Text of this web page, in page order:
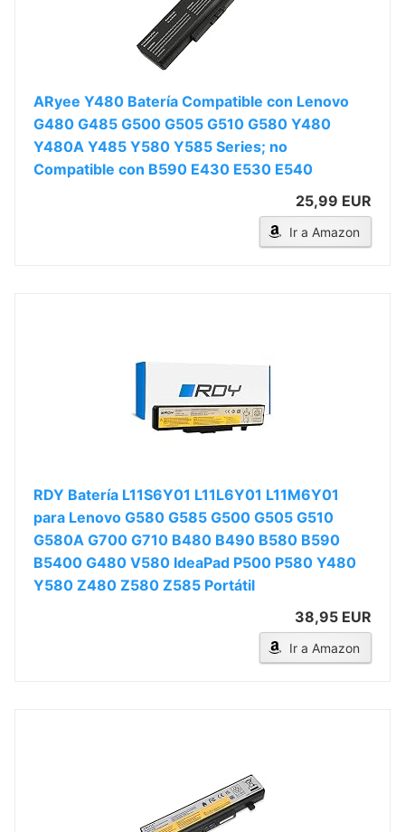
ARyee Y480 Batería Compatible con Lenovo
G480 G485 G500 G505 G510 G580 Y480
Y480A Y485 Y580 Y585 Series; no
Compatible con B590 E430 E530 E540
25,99 EUR
Ir a Amazon
RDY Batería L11S6Y01 L11L6Y01 L11M6Y01
para Lenovo G580 G585 G500 G505 G510
G580A G700 G710 B480 B490 B580 B590
B5400 G480 V580 IdeaPad P500 P580 Y480
Y580 Z480 Z580 Z585 Portátil
38,95 EUR
Ir a Amazon